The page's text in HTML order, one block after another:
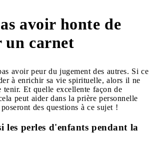
avoir honte de
un carnet
avoir peur du jugement des autres. Si ce
à enrichir sa vie spirituelle, alors il ne
tenir. Et quelle excellente façon de
peut aider dans la prière personnelle
des questions à ce sujet !
les perles d'enfants pendant la